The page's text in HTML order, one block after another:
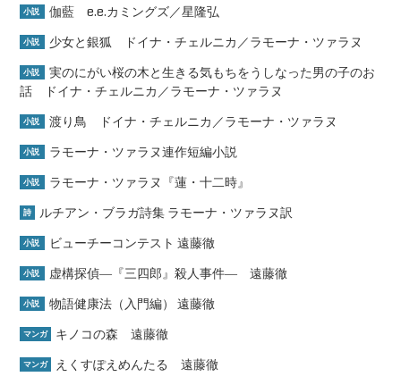
小説 伽藍 e.e.カミングズ／星隆弘
小説 少女と銀狐 ドイナ・チェルニカ／ラモーナ・ツァラヌ
小説
実のにがい桜の木と生きる気もちをうしなった男の子のお
話 ドイナ・チェルニカ／ラモーナ・ツァラヌ
小説 渡り鳥 ドイナ・チェルニカ／ラモーナ・ツァラヌ
小説 ラモーナ・ツァラヌ連作短編小説
小説 ラモーナ・ツァラヌ『蓮・十二時』
詩 ルチアン・ブラガ詩集 ラモーナ・ツァラヌ訳
小説 ビューチーコンテスト 遠藤徹
小説 虚構探偵―『三四郎』殺人事件― 遠藤徹
小説 物語健康法（入門編） 遠藤徹
マンガ キノコの森 遠藤徹
マンガ えくすぽえめんたる 遠藤徹